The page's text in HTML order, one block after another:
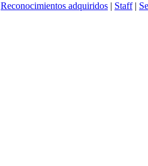
Reconocimientos adquiridos | Staff|